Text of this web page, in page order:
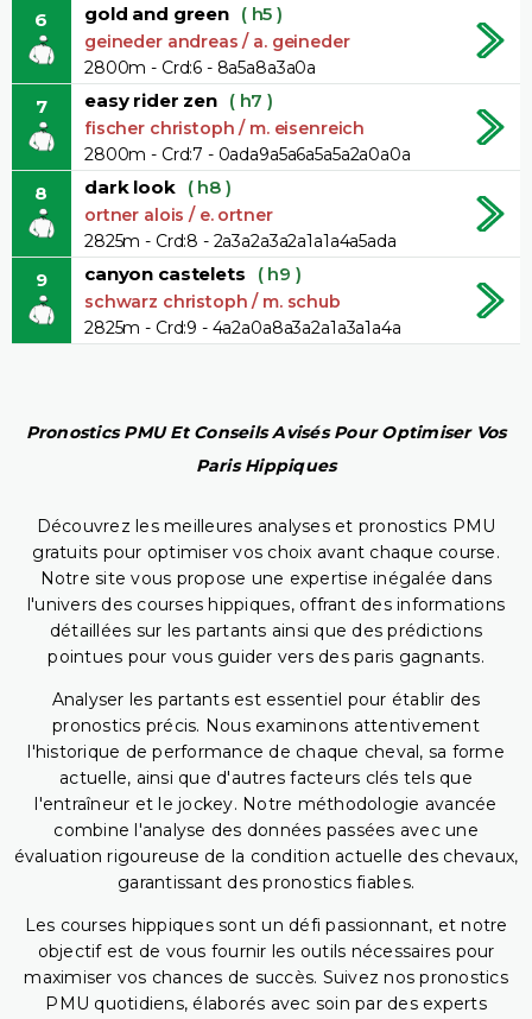
6 gold and green ( h5 )
geineder andreas / a. geineder
2800m - Crd:6 - 8a5a8a3a0a
7 easy rider zen ( h7 )
fischer christoph / m. eisenreich
2800m - Crd:7 - 0ada9a5a6a5a5a2a0a0a
8 dark look ( h8 )
ortner alois / e. ortner
2825m - Crd:8 - 2a3a2a3a2a1a1a4a5ada
9 canyon castelets ( h9 )
schwarz christoph / m. schub
2825m - Crd:9 - 4a2a0a8a3a2a1a3a1a4a
Pronostics PMU Et Conseils Avisés Pour Optimiser Vos
Paris Hippiques
Découvrez les meilleures analyses et pronostics PMU
gratuits pour optimiser vos choix avant chaque course.
Notre site vous propose une expertise inégalée dans
l'univers des courses hippiques, offrant des informations
détaillées sur les partants ainsi que des prédictions
pointues pour vous guider vers des paris gagnants.
Analyser les partants est essentiel pour établir des
pronostics précis. Nous examinons attentivement
l'historique de performance de chaque cheval, sa forme
actuelle, ainsi que d'autres facteurs clés tels que
l'entraîneur et le jockey. Notre méthodologie avancée
combine l'analyse des données passées avec une
évaluation rigoureuse de la condition actuelle des chevaux,
garantissant des pronostics fiables.
Les courses hippiques sont un défi passionnant, et notre
objectif est de vous fournir les outils nécessaires pour
maximiser vos chances de succès. Suivez nos pronostics
PMU quotidiens, élaborés avec soin par des experts